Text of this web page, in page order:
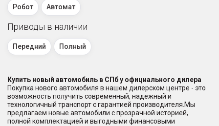
Робот Автомат
Приводы в наличии
Передний Полный
Купить новый автомобиль в СПб у официального дилера
Покупка нового автомобиля в нашем дилерском центре - это
возможность получить современный, надежный и
технологичный транспорт с гарантией производителя.Мы
предлагаем новые автомобили с прозрачной историей,
полной комплектацией и выгодными финансовыми